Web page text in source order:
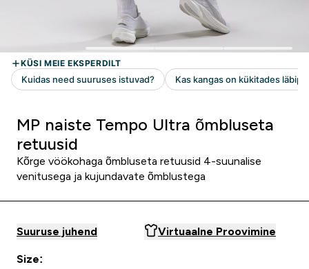
MP naiste Tempo Ultra õmbluseta
retuusid
Kõrge vöökohaga õmbluseta retuusid 4-suunalise
venitusega ja kujundavate õmblustega
Suuruse juhend Virtuaalne Proovimine
Size: